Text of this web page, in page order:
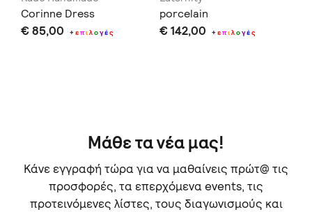
Corinne Dress
€ 85,00 +επιλογές
porcelain
€ 142,00 +επιλογές
Μάθε τα νέα μας!
Κάνε εγγραφή τώρα για να μαθαίνεις πρώτ@ τις
προσφορές, τα επερχόμενα events, τις
προτεινόμενες λίστες, τους διαγωνισμούς και